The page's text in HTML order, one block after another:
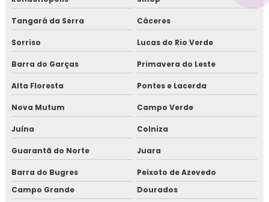
Tangará da Serra Cáceres
Sorriso Lucas do Rio Verde
Barra do Garças Primavera do Leste
Alta Floresta Pontes e Lacerda
Nova Mutum Campo Verde
Juína Colniza
Guarantã do Norte Juara
Barra do Bugres
Peixoto de Azevedo
Campo Grande
Dourados